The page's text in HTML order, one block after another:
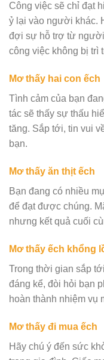
Công việc sẽ chỉ đạt
ỷ lại vào người khác.
đợi sự hỗ trợ từ
công việc không bị trì
Mơ thấy hai con ếch
Tình cảm của bạn
tác sẽ thấy sự thấu
tăng. Sắp tới, tin vui
bạn.
Mơ thấy ăn thịt ếch
Bạn đang có nhiều
để đạt được chúng.
nhưng kết quả cuối
Mơ thấy ếch khổng
Trong thời gian sắp
đáng kể, đòi hỏi bạn
hoàn thành nhiệm vụ
Mơ thấy đi mua ếch
Hãy chú ý đến sức